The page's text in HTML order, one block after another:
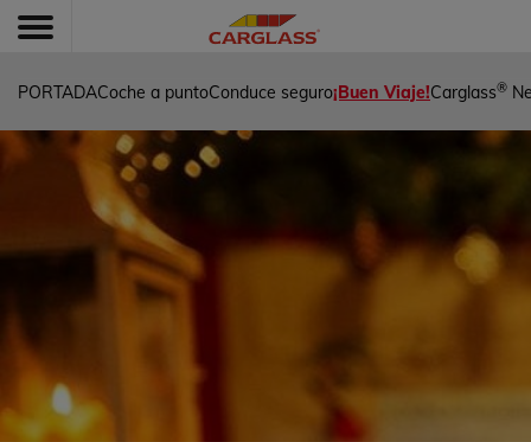
PORTADACoche a puntoConduce seguro¡Buen Viaje!Carglass®